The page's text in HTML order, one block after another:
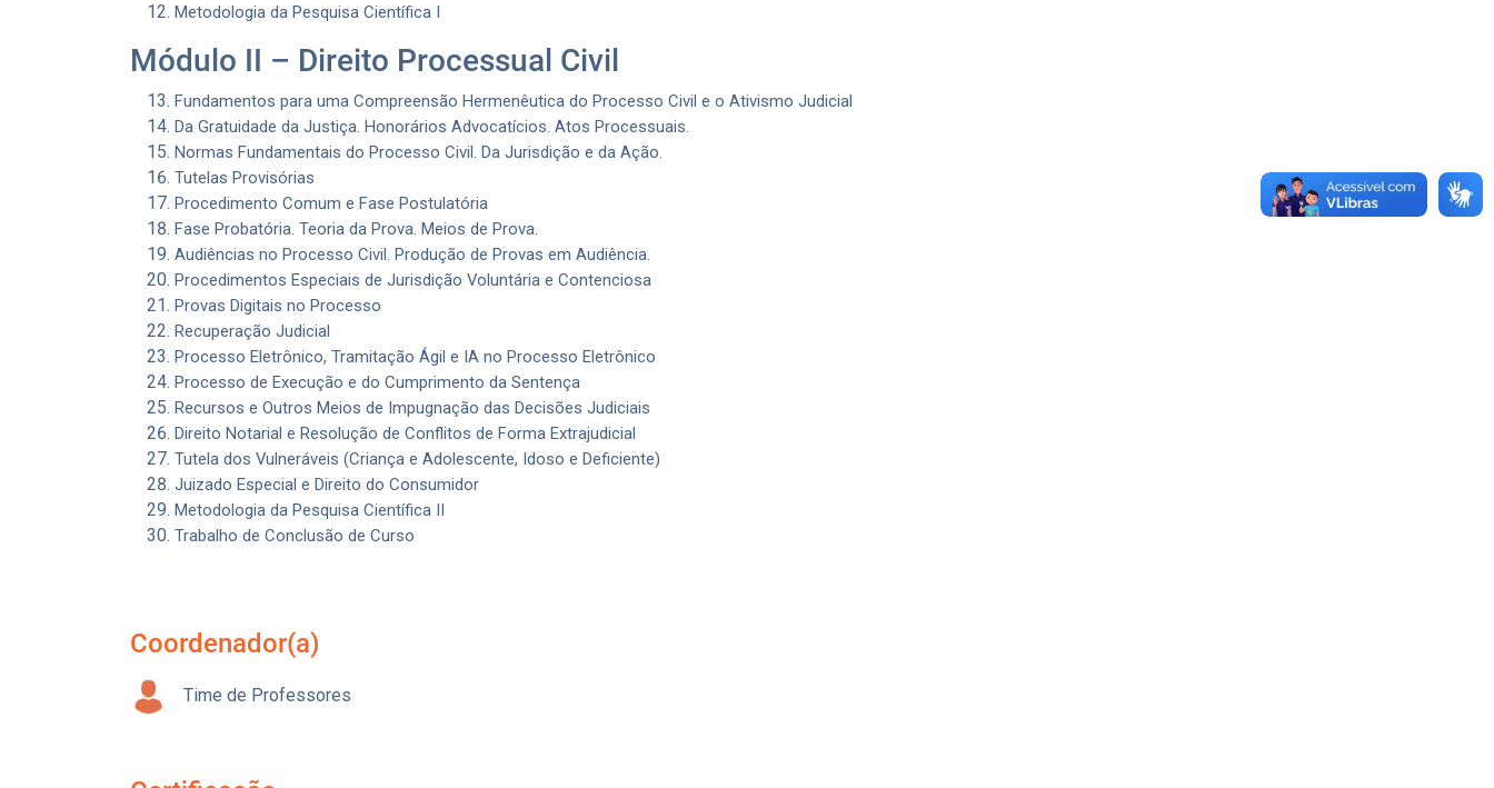
Metodologia da Pesquisa Científica I
Módulo II – Direito Processual Civil
Fundamentos para uma Compreensão Hermenêutica do Processo Civil e o Ativismo Judicial
Da Gratuidade da Justiça. Honorários Advocatícios. Atos Processuais.
Normas Fundamentais do Processo Civil. Da Jurisdição e da Ação.
Tutelas Provisórias
Procedimento Comum e Fase Postulatória
Fase Probatória. Teoria da Prova. Meios de Prova.
Audiências no Processo Civil. Produção de Provas em Audiência.
Procedimentos Especiais de Jurisdição Voluntária e Contenciosa
Provas Digitais no Processo
Recuperação Judicial
Processo Eletrônico, Tramitação Ágil e IA no Processo Eletrônico
Processo de Execução e do Cumprimento da Sentença
Recursos e Outros Meios de Impugnação das Decisões Judiciais
Direito Notarial e Resolução de Conflitos de Forma Extrajudicial
Tutela dos Vulneráveis (Criança e Adolescente, Idoso e Deficiente)
Juizado Especial e Direito do Consumidor
Metodologia da Pesquisa Científica II
Trabalho de Conclusão de Curso
Coordenador(a)
Time de Professores